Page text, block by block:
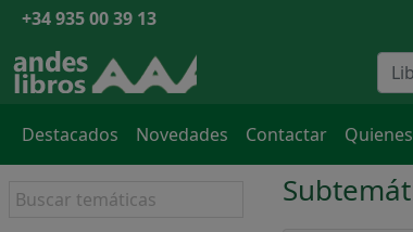
+34 935 00 39 13
Destacados Novedades Contactar